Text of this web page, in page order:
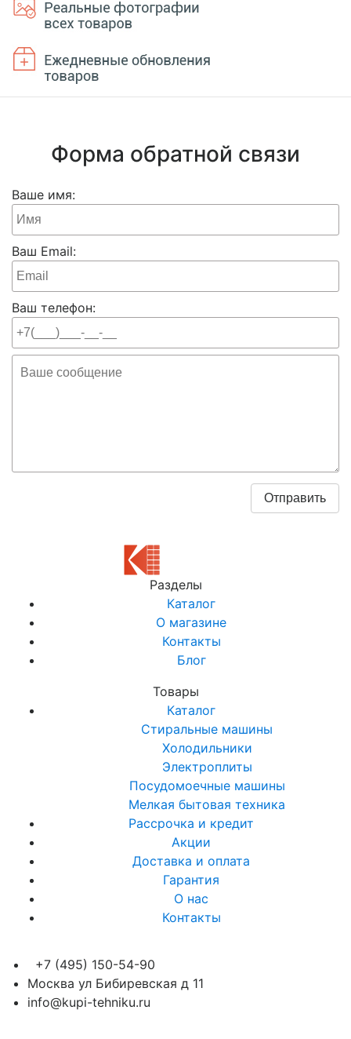
Форма обратной связи
Ваше имя:
Ваш Email:
Ваш телефон:
Разделы
Каталог
О магазине
Контакты
Блог
Товары
Каталог
Стиральные машины
Холодильники
Электроплиты
Посудомоечные машины
Мелкая бытовая техника
Рассрочка и кредит
Акции
Доставка и оплата
Гарантия
О нас
Контакты
+7 (495) 150-54-90
Москва ул Бибиревская д 11
info@kupi-tehniku.ru